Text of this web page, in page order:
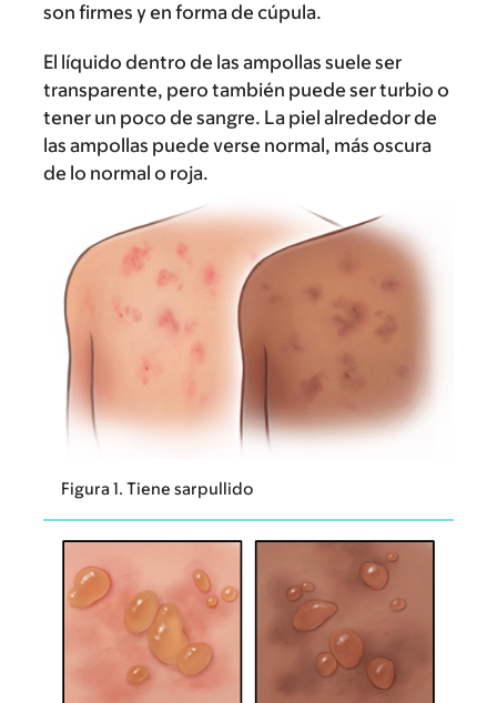
son firmes y en forma de cúpula.
El líquido dentro de las ampollas suele ser
transparente, pero también puede ser turbio o
tener un poco de sangre. La piel alrededor de
las ampollas puede verse normal, más oscura
de lo normal o roja.
Figura 1. Tiene sarpullido